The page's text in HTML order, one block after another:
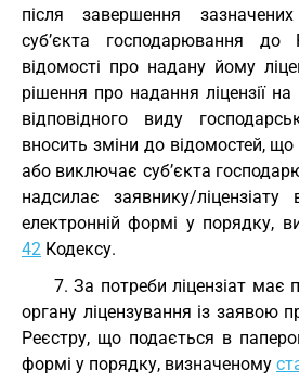
після завершення
суб’єкта господарювання до
відомості про надану йому
рішення про надання ліцензії
відповідного виду
вносить зміни до відомостей, що
або виключає суб’єкта
надсилає заявнику/
електронній формі у порядку,
42 Кодексу.
7. За потреби ліцензіат має
органу ліцензування із заявою
Реєстру, що подається в
формі у порядку, визначеному